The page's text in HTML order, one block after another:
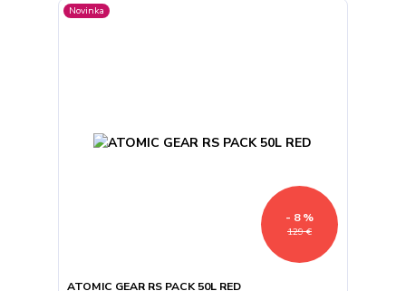
Novinka
129 €
- 8 %
ATOMIC GEAR RS PACK 50L RED